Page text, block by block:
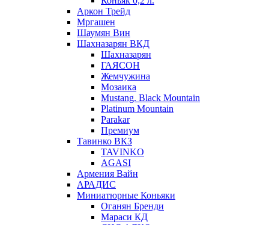
Аркон Трейд
Мргашен
Шаумян Вин
Шахназарян ВКД
Шахназарян
ГАЯСОН
Жемчужина
Мозаика
Mustang. Black Mountain
Platinum Mountain
Parakar
Премиум
Тавинко ВКЗ
TAVINKO
AGASI
Армения Вайн
АРАДИС
Миниатюрные Коньяки
Оганян Бренди
Мараси КД